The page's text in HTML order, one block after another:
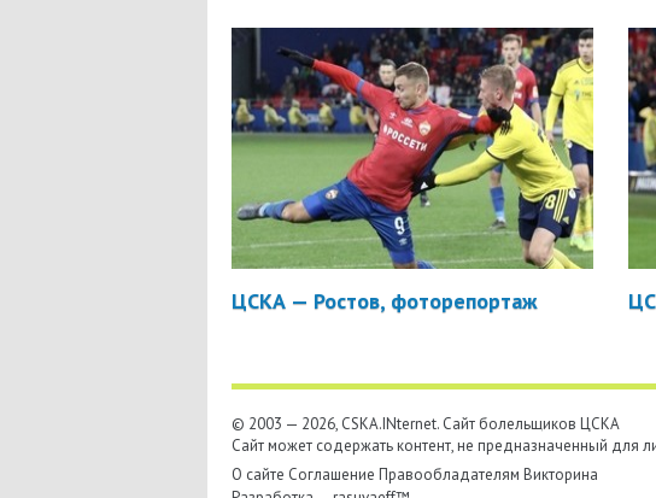
ЦСКА — Ростов, фоторепортаж
© 2003 — 2026, CSKA.INternet. Cайт болельщиков ЦСКА
Сайт может содержать контент, не предназначенный для
О сайте Соглашение Правообладателям Викторина